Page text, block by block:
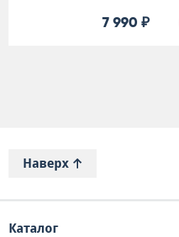
7 990 ₽
Наверх
Каталог